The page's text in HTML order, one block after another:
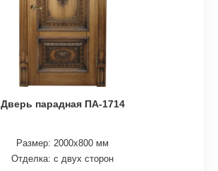
Дверь парадная ПА-1714
Размер: 2000х800 мм
Отделка: с двух сторон